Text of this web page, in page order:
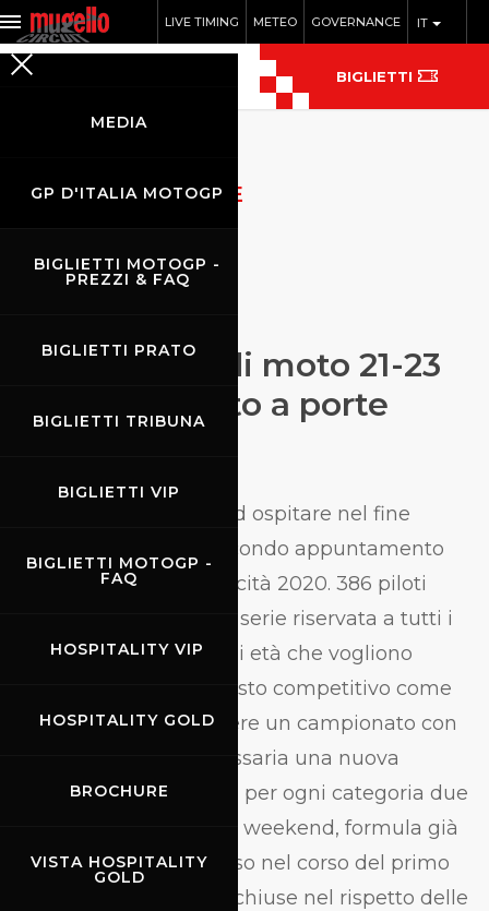
IT
LIVE TIMING METEO GOVERNANCE
MEDIA
GP D'ITALIA MOTOGP
BIGLIETTI MOTOGP -
PREZZI & FAQ
BIGLIETTI PRATO
BIGLIETTI TRIBUNA
BIGLIETTI VIP
BIGLIETTI MOTOGP -
FAQ
HOSPITALITY VIP
HOSPITALITY GOLD
BROCHURE
VISTA HOSPITALITY
GOLD
BIGLIETTI
ARCHIVIO NOTIZIE
Coppa Italia di moto 21-23
agosto: evento a porte
S
arà il Mugello ad ospitare nel fine
settimana il secondo appuntamento
della Coppa Italia Velocità 2020. 386 piloti
iscritti per la fortunata serie riservata a tutti i
piloti amatoriali di ogni età che vogliono
cimentarsi in un contesto competitivo come
la Coppa Italia. Per avere un campionato con
sei gare si è resa necessaria una nuova
formula che concentra per ogni categoria due
gare all’interno di ogni weekend, formula già
collaudata con successo nel corso del primo
round. Evento a porte chiuse nel rispetto delle